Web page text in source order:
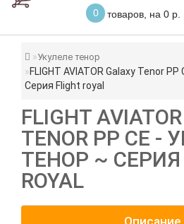
0 товаров, на 0 р.
Укулеле тенор
FLIGHT AVIATOR Galaxy Tenor
Серия Flight royal
FLIGHT
TENOR PP CE -
ТЕНОР ~ СЕРИЯ
ROYAL
Описание